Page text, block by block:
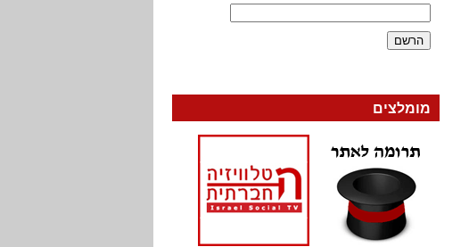
מומלצים